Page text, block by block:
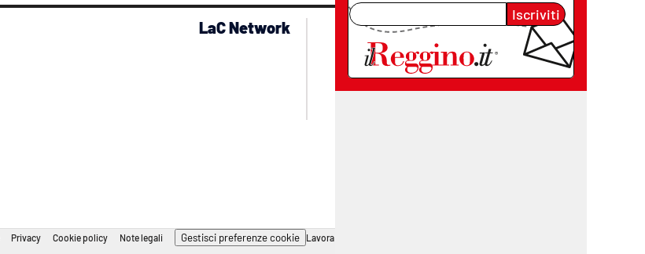
Iscriviti
LaC Network
lacplay.it
lactv.it
laconair.it
lacitymag.it
lacapitalenews.it
cosenzachannel.it
ilvibonese.it
Privacy Cookie policy Note legali Gestisci preferenze cookie Lavora con noi